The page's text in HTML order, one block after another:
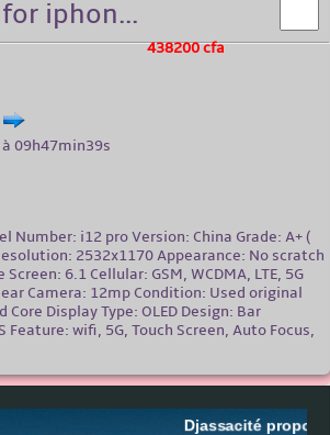
iphon...
438200 cfa
09h47min39s
Number: i12 pro Version: China Grade: A+ (
2532x1170 Appearance: No scratch
6.1 Cellular: GSM, WCDMA, LTE, 5G
Camera: 12mp Condition: Used original
Core Display Type: OLED Design: Bar
wifi, 5G, Touch Screen, Auto Focus,
Djassacité